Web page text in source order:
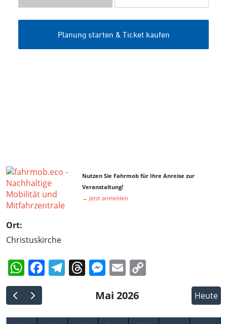
Nutzen Sie Fahrmob für Ihre Anreise zur
Veranstaltung!
→ Jetzt anmelden
Ort:
Christuskirche
WhatsApp
Facebook
Telegram
Threads
Messenger
Email
Mai 2026 Heute